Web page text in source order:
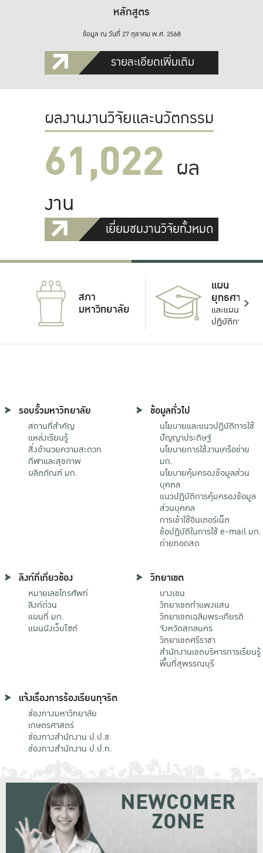
หลักสูตร
ข้อมูล ณ วันที่ 27 ตุลาคม พ.ศ. 2568
รายละเอียดเพิ่มเติม
ผลงานงานวิจัยและนวัตกรรม
61,022 ผล
งาน
เยี่ยมชมงานวิจัยทั้งหมด
สภา
มหาวิทยาลัย
แผน
ยุทธศาสตร์
และแผน
ปฏิบัติการ
รอบรั้วมหาวิทยาลัย
สถานที่สำคัญ
แหล่งเรียนรู้
สิ่งอำนวยความสะดวก
กีฬาและสุขภาพ
ผลิตภัณฑ์ มก.
ข้อมูลทั่วไป
นโยบายและแนวปฏิบัติการใช้
ปัญญาประดิษฐ์
นโยบายการใช้งานเครือข่าย
มก.
นโยบายคุ้มครองข้อมูลส่วน
บุคคล
แนวปฏิบัติการคุ้มครองข้อมูล
ส่วนบุคคล
การเข้าใช้อินเตอร์เน็ต
ข้อปฏิบัติในการใช้ e-mail มก.
ถ่ายทอดสด
ลิงก์ที่เกี่ยวข้อง
หมายเลขโทรศัพท์
ลิงก์ด่วน
แผนที่ มก.
แผนผังเว็บไซต์
วิทยาเขต
บางเขน
วิทยาเขตกําแพงแสน
วิทยาเขตเฉลิมพระเกียรติ
จังหวัดสกลนคร
วิทยาเขตศรีราชา
สำนักงานเขตบริหารการเรียนรู้
พื้นที่สุพรรณบุรี
แจ้งเรื่องการร้องเรียนทุจริต
ช่องทางมหาวิทยาลัย
เกษตรศาสตร์
ช่องทางสำนักงาน ป.ป.ช.
ช่องทางสำนักงาน ป.ป.ท.
NEWCOMER
ZONE